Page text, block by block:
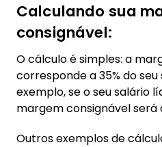
Calculando sua
consignável:
O cálculo é simples: a
corresponde a 35% do seu
exemplo, se o seu salário
margem consignável será
Outros exemplos de